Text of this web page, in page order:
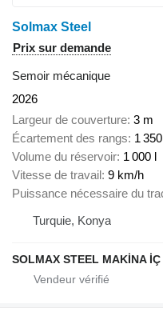
Solmax Steel
Prix sur demande
Semoir mécanique
2026
Largeur de couverture 3 m
Écartement des rangs 1
Volume du réservoir 1 000 l
Vitesse de travail 9 km/h
Puissance nécessaire du
Turquie, Konya